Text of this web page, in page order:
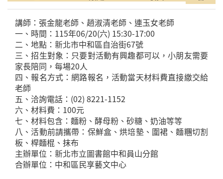
講師：張金龍老師、趙淑清老師、連玉女老師
一、時間：115年06/20(六) 15:30-17:00
二、地點：新北市中和區自治街67號
三、招生對象：只要對活動有興趣都可以，小朋友需要
家長陪同，每場20人
四、報名方式：網路報名，活動當天材料費直接繳交給
老師
五、洽詢電話：(02) 8221-1152
六、材料費：100元
七、材料包含：麵粉、酵母粉、砂糖、奶油等等
八、活動前請攜帶：保鮮盒、烘培墊、圍裙、麵糰切割
板、桿麵棍、抹布
主辦單位：新北市立圖書館中和員山分館
合辦單位：中和區民享藝文中心